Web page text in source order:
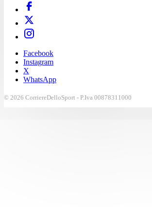
Facebook
Instagram
X
WhatsApp
© 2026 CorriereDelloSport - P.Iva 00878311000